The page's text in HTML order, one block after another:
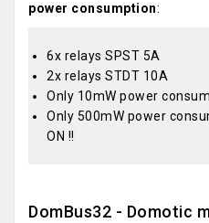
power consumption:
6x relays SPST 5A
2x relays STDT 10A
Only 10mW power
Only 500mW power
ON !!
DomBus32 - Domotic